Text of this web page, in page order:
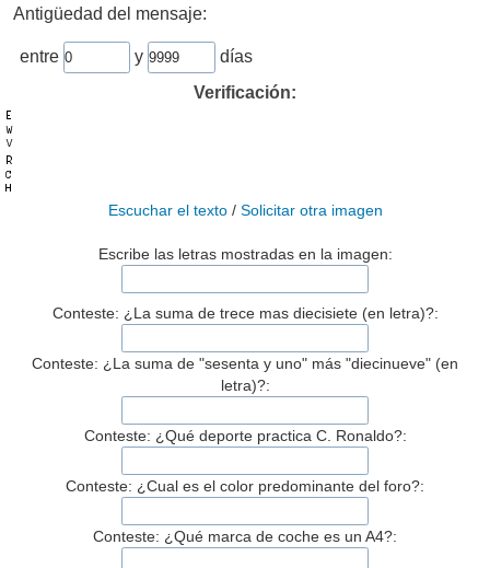
Antigüedad del mensaje:
entre y
días
Verificación:
Escuchar el texto/ Solicitar otra imagen
Escribe las letras mostradas en la imagen:
Conteste: ¿La suma de trece mas diecisiete (en letra)?:
Conteste: ¿La suma de "sesenta y uno" más "diecinueve" (en
letra)?:
Conteste: ¿Qué deporte practica C. Ronaldo?:
Conteste: ¿Cual es el color predominante del foro?:
Conteste: ¿Qué marca de coche es un A4?: